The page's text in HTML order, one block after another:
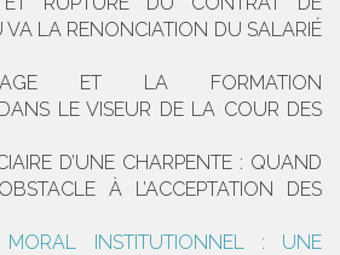
LA RENONCIATION DU SALARIÉ
ET LA FORMATION
LE VISEUR DE LA COUR DES
D’UNE CHARPENTE : QUAND
À L’ACCEPTATION DES
MORAL INSTITUTIONNEL : UNE